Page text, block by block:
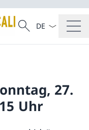
Cercare
Ricerca
Dal menu a
27.
Uhr